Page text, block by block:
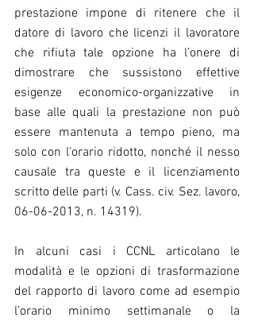
prestazione impone di ritenere che il
datore di lavoro che licenzi il lavoratore
che rifiuta tale opzione ha l’onere di
dimostrare che sussistono effettive
esigenze economico-organizzative in
base alle quali la prestazione non può
essere mantenuta a tempo pieno, ma
solo con l’orario ridotto, nonché il nesso
causale tra queste e il licenziamento
scritto delle parti (v. Cass. civ. Sez. lavoro,
06-06-2013, n. 14319).
In alcuni casi i CCNL articolano le
modalità e le opzioni di trasformazione
del rapporto di lavoro come ad esempio
l’orario minimo settimanale o la